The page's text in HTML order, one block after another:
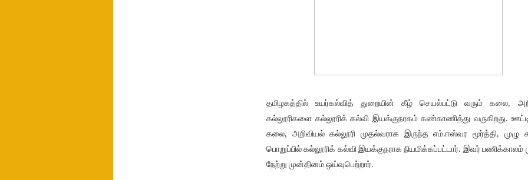
தமிழகத்தில் உயர்கல்வித் துறையின் கீழ் செயல்பட்டு வரும் கலை,
கல்லூரிகளை கல்லூரிக் கல்வி இயக்குநரகம் கண்காணித்து வருகிறது. ஊட்டி
கலை, அறிவியல் கல்லூரி முதல்வராக இருந்த எம்.ஈஸ்வர மூர்த்தி, முழு
பொறுப்பில் கல்லூரிக் கல்வி இயக்குநராக நியமிக்கப்பட்டார். இவர் பணிக்காலம்
நேற்று முன்தினம் ஒய்வுபெற்றார்.